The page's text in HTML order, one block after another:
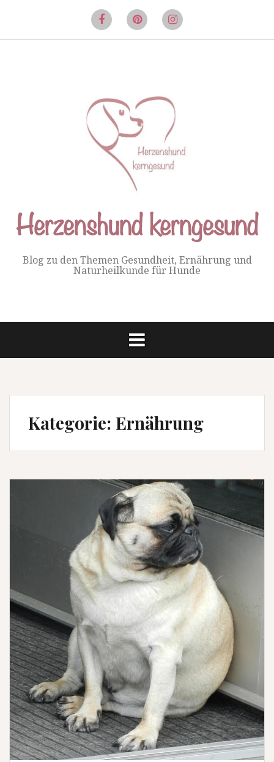
Inhalt
FacebookPinterestInstagram
Herzenshund kerngesund
Blog zu den Themen Gesundheit, Ernährung und
Naturheilkunde für Hunde
Kategorie: Ernährung